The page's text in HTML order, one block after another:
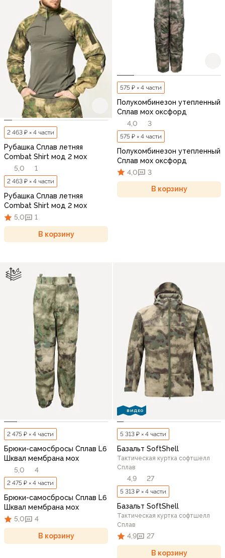
2 463 ₽ × 4 части
Рубашка Сплав летняя
Combat Shirt мод 2 мох
5,0
1
2 463 ₽ × 4 части
Рубашка Сплав летняя
Combat Shirt мод 2 мох
5,0
1
В корзину
575 ₽ × 4 части
Полукомбинезон утепленный
Сплав мох оксфорд
4,0
3
575 ₽ × 4 части
Полукомбинезон утепленный
Сплав мох оксфорд
4,0
3
В корзину
2 475 ₽ × 4 части
Брюки-самосбросы Сплав L6
Шквал мембрана мох
5,0
4
2 475 ₽ × 4 части
Брюки-самосбросы Сплав L6
Шквал мембрана мох
5,0
4
В корзину
ВИДЕО
5 313 ₽ × 4 части
Базальт SoftShell
Тактическая куртка софтшелл
Сплав
4,9 27
5 313 ₽ × 4 части
Базальт SoftShell
Тактическая куртка софтшелл
Сплав
4,9 27
В корзину